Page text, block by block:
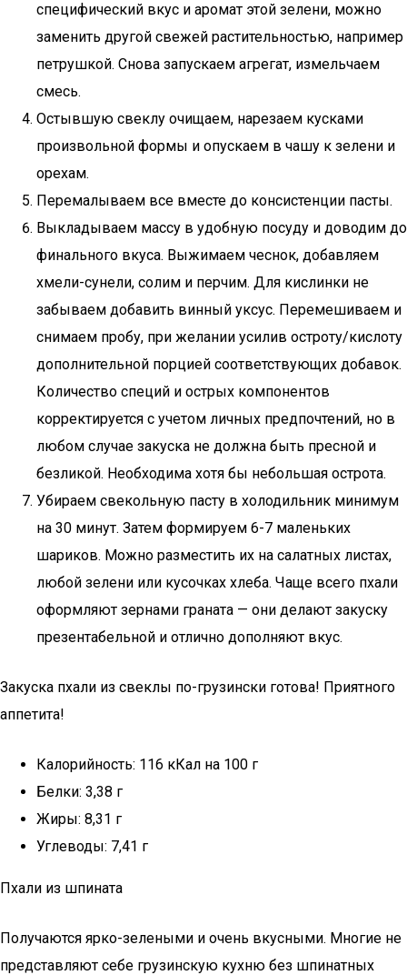
специфический вкус и аромат этой зелени, можно
заменить другой свежей растительностью, например
петрушкой. Снова запускаем агрегат, измельчаем
смесь.
Остывшую свеклу очищаем, нарезаем кусками
произвольной формы и опускаем в чашу к зелени и
орехам.
Перемалываем все вместе до консистенции пасты.
Выкладываем массу в удобную посуду и доводим до
финального вкуса. Выжимаем чеснок, добавляем
хмели-сунели, солим и перчим. Для кислинки не
забываем добавить винный уксус. Перемешиваем и
снимаем пробу, при желании усилив остроту/кислоту
дополнительной порцией соответствующих добавок.
Количество специй и острых компонентов
корректируется с учетом личных предпочтений, но в
любом случае закуска не должна быть пресной и
безликой. Необходима хотя бы небольшая острота.
Убираем свекольную пасту в холодильник минимум
на 30 минут. Затем формируем 6-7 маленьких
шариков. Можно разместить их на салатных листах,
любой зелени или кусочках хлеба. Чаще всего пхали
оформляют зернами граната — они делают закуску
презентабельной и отлично дополняют вкус.
Закуска пхали из свеклы по-грузински готова! Приятного
аппетита!
Калорийность: 116 кКал на 100 г
Белки: 3,38 г
Жиры: 8,31 г
Углеводы: 7,41 г
Пхали из шпината
Получаются ярко-зелеными и очень вкусными. Многие не
представляют себе грузинскую кухню без шпинатных